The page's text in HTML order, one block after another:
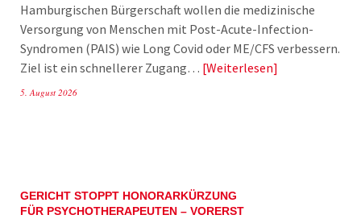
Hamburgischen Bürgerschaft wollen die medizinische
Versorgung von Menschen mit Post-Acute-Infection-
Syndromen (PAIS) wie Long Covid oder ME/CFS verbessern.
Ziel ist ein schnellerer Zugang… Weiterlesen
5. August 2026
GERICHT STOPPT HONORARKÜRZUNG
FÜR PSYCHOTHERAPEUTEN – VORERST